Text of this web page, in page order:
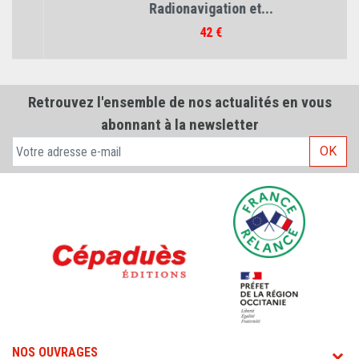
Radionavigation et...
Retrouvez l'ensemble de nos actualités en vous
abonnant à la newsletter
OK
NOS OUVRAGES